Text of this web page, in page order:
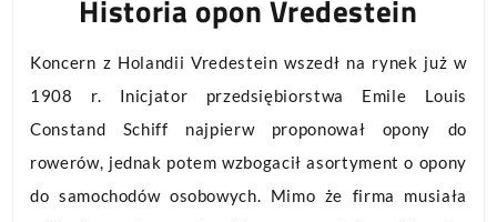
Historia opon Vredestein
Koncern z Holandii Vredestein wszedł na rynek już w
1908 r. Inicjator przedsiębiorstwa Emile Louis
Constand Schiff najpierw proponował opony do
rowerów, jednak potem wzbogacił asortyment o opony
do samochodów osobowych. Mimo że firma musiała